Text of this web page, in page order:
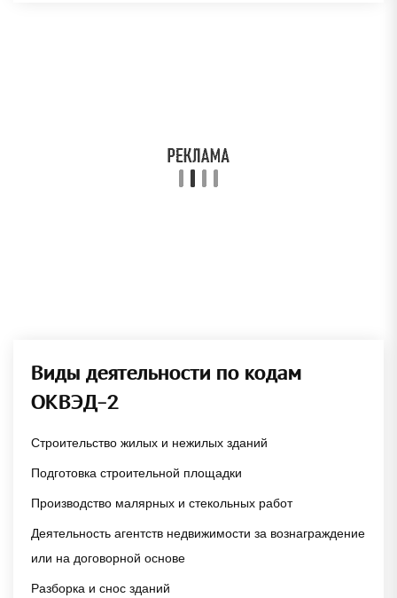
Виды деятельности по кодам
ОКВЭД-2
Строительство жилых и нежилых зданий
Подготовка строительной площадки
Производство малярных и стекольных работ
Деятельность агентств недвижимости за вознаграждение
или на договорной основе
Разборка и снос зданий